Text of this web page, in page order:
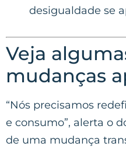
desigualdade se
Veja
mudanças
“Nós precisamos
e consumo”, alerta o
de uma mudança